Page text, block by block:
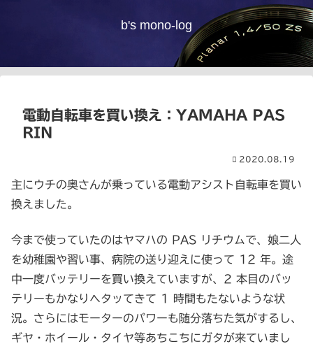
b's mono-log
電動自転車を買い換え：YAMAHA PAS
RIN
2020.08.19
主にウチの奥さんが乗っている電動アシスト自転車を買い
換えました。
今まで使っていたのはヤマハの PAS リチウムで、娘二人
を幼稚園や習い事、病院の送り迎えに使って 12 年。途
中一度バッテリーを買い換えていますが、2 本目のバッ
テリーもかなりヘタッてきて 1 時間もたないような状
況。さらにはモーターのパワーも随分落ちた気がするし、
ギヤ・ホイール・タイヤ等あちこちにガタが来ていまし